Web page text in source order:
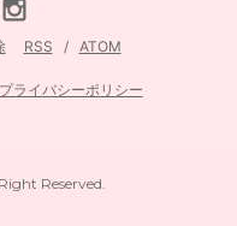
RSS / ATOM
プライバシーポリシー
Reserved.